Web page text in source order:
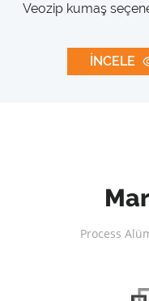
Veozip kumaş
İNCELE
Process